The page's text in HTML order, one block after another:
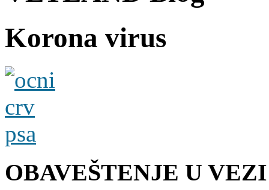
Korona virus
OBAVEŠTENJE U